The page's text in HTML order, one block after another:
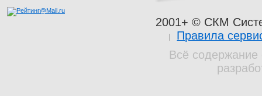
2001+ © СКМ
Правила
Всё содержание